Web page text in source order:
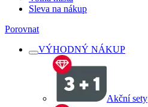
Sleva na nákup
Porovnat
VÝHODNÝ NÁKUP
Akční sety